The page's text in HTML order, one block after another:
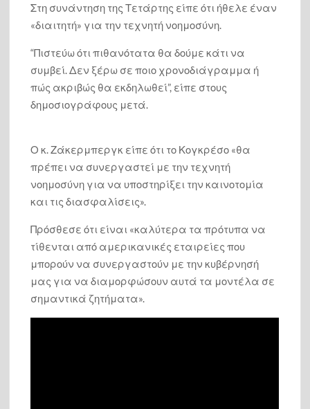
Στη συνάντηση της Τετάρτης είπε ότι ήθελε έναν
«διαιτητή» για την τεχνητή νοημοσύνη.
“Πιστεύω ότι πιθανότατα θα δούμε κάτι να
συμβεί. Δεν ξέρω σε ποιο χρονοδιάγραμμα ή
πώς ακριβώς θα εκδηλωθεί”, είπε στους
δημοσιογράφους μετά.
Ο κ. Ζάκερμπεργκ είπε ότι το Κογκρέσο «θα
πρέπει να συνεργαστεί με την τεχνητή
νοημοσύνη για να υποστηρίξει την καινοτομία
και τις διασφαλίσεις».
Πρόσθεσε ότι είναι «καλύτερα τα πρότυπα να
τίθενται από αμερικανικές εταιρείες που
μπορούν να συνεργαστούν με την κυβέρνησή
μας για να διαμορφώσουν αυτά τα μοντέλα σε
σημαντικά ζητήματα».